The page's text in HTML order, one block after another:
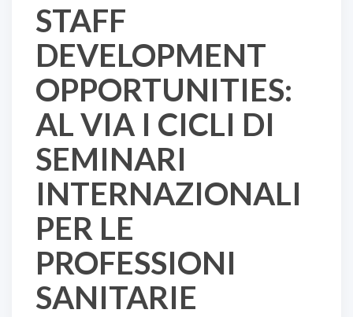
STAFF
DEVELOPMENT
OPPORTUNITIES:
AL VIA I CICLI DI
SEMINARI
INTERNAZIONALI
PER LE
PROFESSIONI
SANITARIE